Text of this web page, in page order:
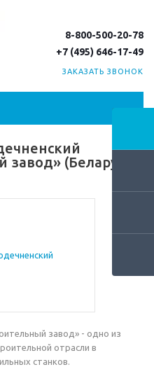
8-800-500-20-78
+7 (495) 646-17-49
ЗАКАЗАТЬ ЗВОНОК
(Беларусь)
завод» - одно из
отрасли в
станков.